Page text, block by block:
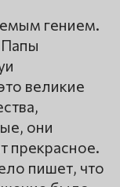
гением.
Папы
великие
они
прекрасное.
пишет, что